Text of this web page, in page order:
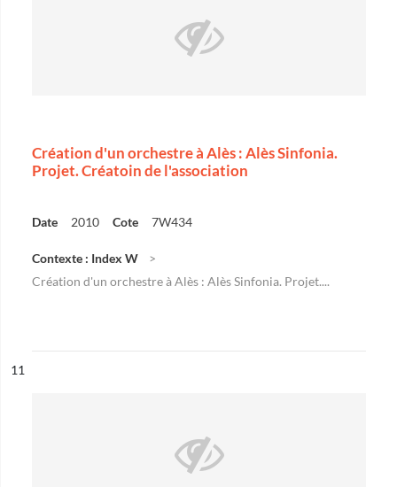
Création d'un orchestre à Alès : Alès Sinfonia.
Projet. Créatoin de l'association
Date 2010 Cote 7W434
Contexte : Index W
Création d'un orchestre à Alès : Alès Sinfonia. Projet....
n°
11